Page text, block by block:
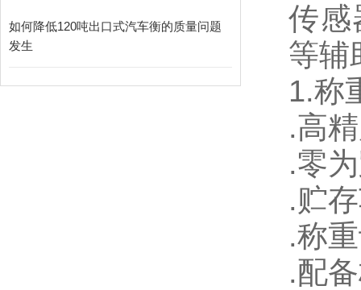
如何降低120吨出口式汽车衡的质量问题
发生
传感
等辅
1.称
.高
.零
.贮
.称
.配